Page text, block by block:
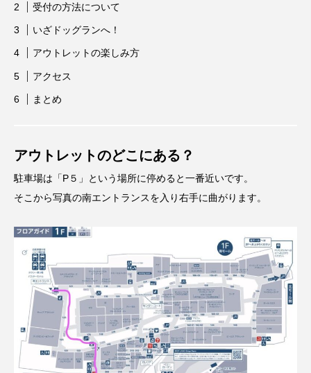
受付の方法について
いざドッグランへ！
アウトレットの楽しみ方
アクセス
まとめ
アウトレットのどこにある？
駐車場は「P５」という場所に停めると一番近いです。
そこから写真の南エントランスを入り右手に曲がります。